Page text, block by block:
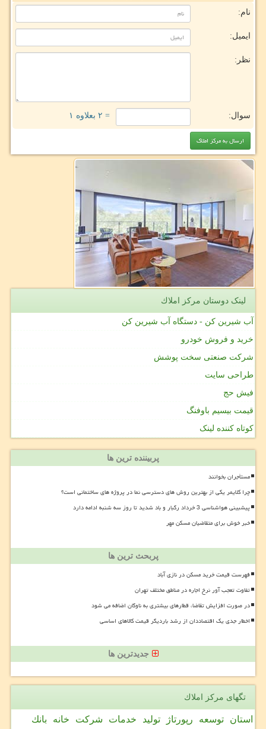
نام:
ایمیل:
نظر:
سوال: = ۲ بعلاوه ۱
لینک دوستان مركز املاك
آب شیرین کن - دستگاه آب شیرین کن
خرید و فروش خودرو
شرکت صنعتی سخت پوشش
طراحی سایت
فیش حج
قیمت بیسیم باوفنگ
کوتاه کننده لینک
پربیننده ترین ها
مستأجران بخوانند
چرا کلایمر یکی از بهترین روش های دسترسی نما در پروژه های ساختمانی است؟
پیشبینی هواشناسی 3 خرداد رگبار و باد شدید تا روز سه شنبه ادامه دارد
خبر خوش برای متقاضیان مسکن مهر
پربحث ترین ها
فهرست قیمت خرید مسکن در نازی آباد
تفاوت تعجب آور نرخ اجاره در مناطق مختلف تهران
در صورت افزایش تقاضا، قطارهای بیشتری به ناوگان اضافه می شود
اخطار جدی یک اقتصاددان از رشد باردیگر قیمت کالاهای اساسی
جدیدترین ها
تگهای مركز املاك
استان توسعه رپورتاژ تولید خدمات شركت خانه بانك